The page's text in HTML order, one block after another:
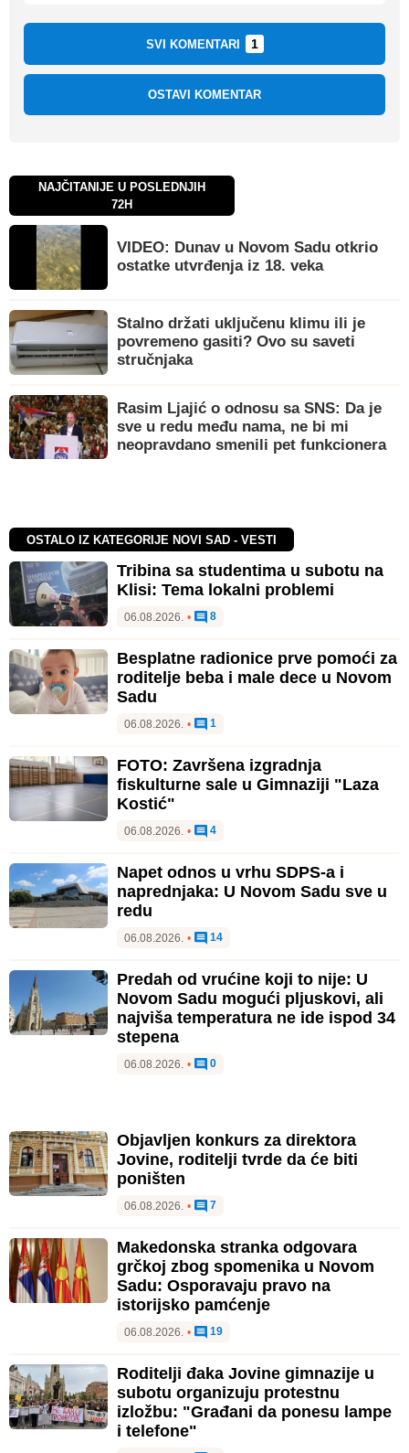
SVI KOMENTARI 1
OSTAVI KOMENTAR
NAJČITANIJE U POSLEDNJIH
72H
VIDEO: Dunav u Novom Sadu otkrio
ostatke utvrđenja iz 18. veka
Stalno držati uključenu klimu ili je
povremeno gasiti? Ovo su saveti
stručnjaka
Rasim Ljajić o odnosu sa SNS: Da je
sve u redu među nama, ne bi mi
neopravdano smenili pet funkcionera
OSTALO IZ KATEGORIJE NOVI SAD - VESTI
Tribina sa studentima u subotu na
Klisi: Tema lokalni problemi
06.08.2026. • 8
Besplatne radionice prve pomoći za
roditelje beba i male dece u Novom
Sadu
06.08.2026. • 1
FOTO: Završena izgradnja
fiskulturne sale u Gimnaziji "Laza
Kostić"
06.08.2026. • 4
Napet odnos u vrhu SDPS-a i
naprednjaka: U Novom Sadu sve u
redu
06.08.2026. • 14
Predah od vrućine koji to nije: U
Novom Sadu mogući pljuskovi, ali
najviša temperatura ne ide ispod 34
stepena
06.08.2026. • 0
Objavljen konkurs za direktora
Jovine, roditelji tvrde da će biti
poništen
06.08.2026. • 7
Makedonska stranka odgovara
grčkoj zbog spomenika u Novom
Sadu: Osporavaju pravo na
istorijsko pamćenje
06.08.2026. • 19
Roditelji đaka Jovine gimnazije u
subotu organizuju protestnu
izložbu: "Građani da ponesu lampe
i telefone"